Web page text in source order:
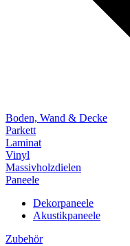
Boden, Wand & Decke
Parkett
Laminat
Vinyl
Massivholzdielen
Paneele
Dekorpaneele
Akustikpaneele
Zubehör